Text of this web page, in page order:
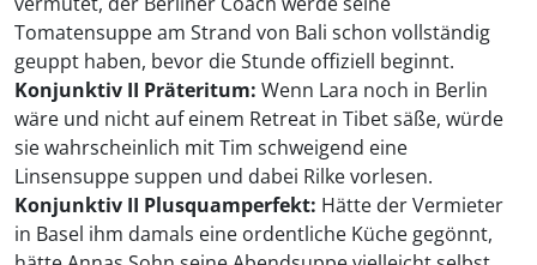
Tomatensuppe am Strand von Bali schon vollständig
geuppt haben, bevor die Stunde offiziell beginnt.
Konjunktiv II Präteritum: Wenn Lara noch in Berlin
wäre und nicht auf einem Retreat in Tibet säße, würde
sie wahrscheinlich mit Tim schweigend eine
Linsensuppe suppen und dabei Rilke vorlesen.
Konjunktiv II Plusquamperfekt: Hätte der Vermieter
in Basel ihm damals eine ordentliche Küche gegönnt,